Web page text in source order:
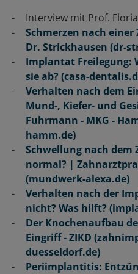
Interview mit Prof.
Schmerzen nach
Dr. Strickhausen (dr-
Implantat Freilegung:
sie ab? (casa-
Verhalten nach dem
Mund-, Kiefer- und
Fuhrmann - MKG -
hamm.de)
Schwellung nach
normal? |
(mundwerk-alexa.de)
Verhalten nach der
nicht? Was hilft?
Der Knochenaufbau
Eingriff - ZIKD
duesseldorf.de)
Periimplantitis: